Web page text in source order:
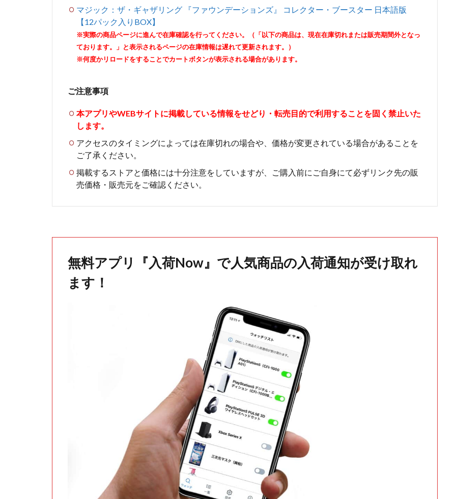
マジック：ザ・ギャザリング 『ファウンデーションズ』 コレクター・ブースター 日本語版
【12パック入りBOX】
※実際の商品ページに進んで在庫確認を行ってください。（「以下の商品は、現在在庫切れまたは販売期間外となっ
ております。」と表示されるページの在庫情報は遅れて更新されます。）
※何度かリロードをすることでカートボタンが表示される場合があります。
ご注意事項
本アプリやWEBサイトに掲載している情報をせどり・転売目的で利用することを固く禁止いた
します。
アクセスのタイミングによっては在庫切れの場合や、価格が変更されている場合があることを
ご了承ください。
掲載するストアと価格には十分注意をしていますが、ご購入前にご自身にて必ずリンク先の販
売価格・販売元をご確認ください。
無料アプリ『入荷Now』で人気商品の入荷通知が受け取れ
ます！